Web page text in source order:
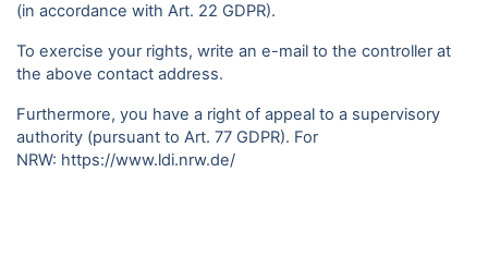
(in accordance with Art. 22 GDPR).
To exercise your rights, write an e-mail to the controller at
the above contact address.
Furthermore, you have a right of appeal to a supervisory
authority (pursuant to Art. 77 GDPR). For
NRW: https://www.ldi.nrw.de/